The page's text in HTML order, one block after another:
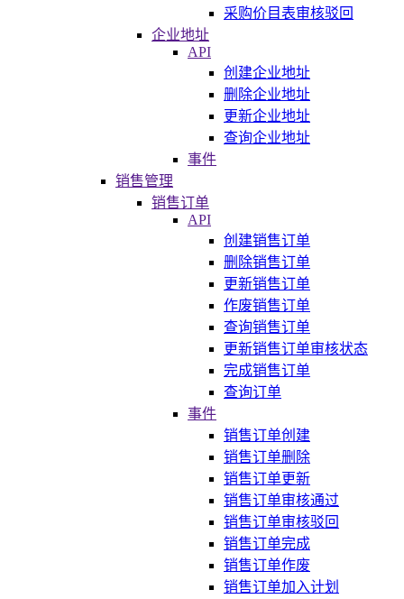
采购价目表审核驳回
企业地址
API
创建企业地址
删除企业地址
更新企业地址
查询企业地址
事件
销售管理
销售订单
API
创建销售订单
删除销售订单
更新销售订单
作废销售订单
查询销售订单
更新销售订单审核状态
完成销售订单
查询订单
事件
销售订单创建
销售订单删除
销售订单更新
销售订单审核通过
销售订单审核驳回
销售订单完成
销售订单作废
销售订单加入计划